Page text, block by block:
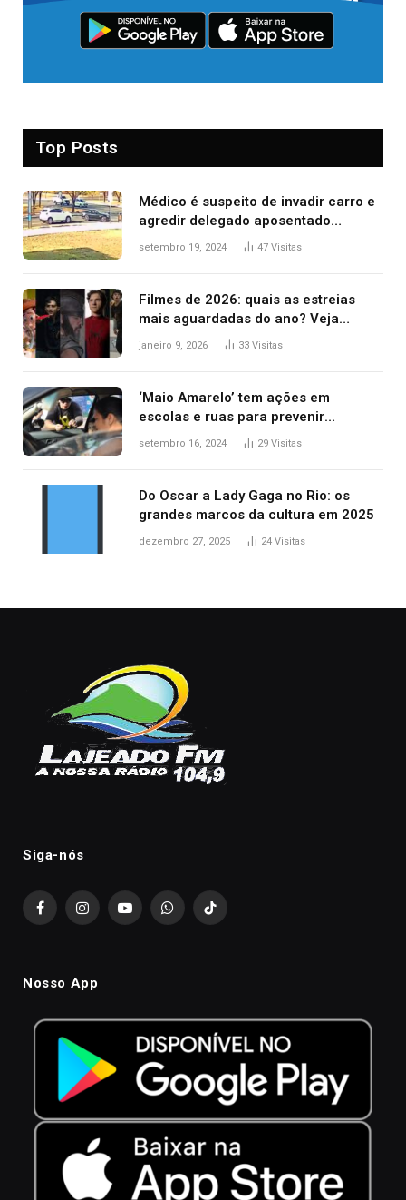
Top Posts
Médico é suspeito de invadir carro e
agredir delegado aposentado
durante confusão no trânsito
setembro 19, 2024 47 Visitas
Filmes de 2026: quais as estreias
mais aguardadas do ano? Veja
principais lançamentos do cinema
janeiro 9, 2026 33 Visitas
‘Maio Amarelo’ tem ações em
escolas e ruas para prevenir
acidentes no trânsito no AP
setembro 16, 2024 29 Visitas
Do Oscar a Lady Gaga no Rio: os
grandes marcos da cultura em 2025
dezembro 27, 2025 24 Visitas
Siga-nós
FacebookInstagramYouTubeWhatsAppTikTok
Nosso App